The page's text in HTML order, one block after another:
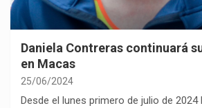
Daniela Contreras continuará
en Macas
25/06/2024
Desde el lunes primero de julio de 2024